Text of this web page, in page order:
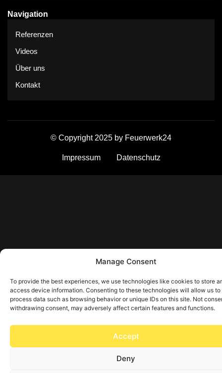
Manage Consent
To provide the best experiences, we use technologies like cookies to store
access device information. Consenting to these technologies will allow us to
process data such as browsing behavior or unique IDs on this site. Not
withdrawing consent, may adversely affect certain features and functions.
Accept
Deny
Navigation
Referenzen
Videos
Über uns
Kontakt
© Copyright 2025 by Feuerwerk24
Impressum Datenschutz